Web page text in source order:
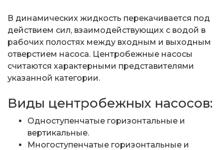
В динамических жидкость перекачивается под
действием сил, взаимодействующих с водой в
рабочих полостях между входным и выходным
отверстием насоса. Центробежные насосы
считаются характерными представителями
указанной категории.
Виды центробежных насосов:
Одноступенчатые горизонтальные и
вертикальные.
Многоступенчатые горизонтальные и